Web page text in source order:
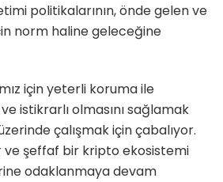
politikalarının, önde gelen ve
norm haline geleceğine
için yeterli koruma ile
istikrarlı olmasını sağlamak
çalışmak için çabalıyor.
ve şeffaf bir kripto ekosistemi
odaklanmaya devam